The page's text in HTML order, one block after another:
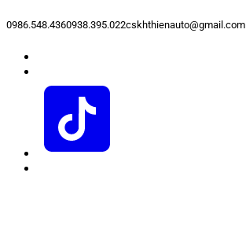
0986.548.4360938.395.022cskhthienauto@gmail.com